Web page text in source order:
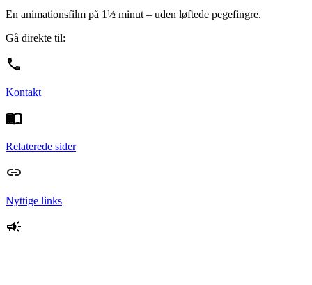
En animationsfilm på 1½ minut – uden løftede pegefingre.
Gå direkte til:
Kontakt
Relaterede sider
Nyttige links